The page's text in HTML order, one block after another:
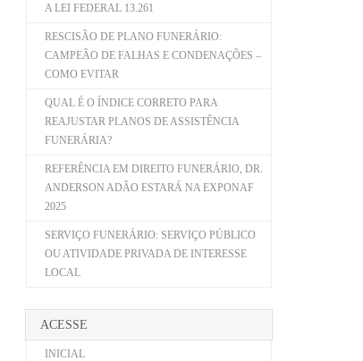
A LEI FEDERAL 13.261
RESCISÃO DE PLANO FUNERÁRIO:
CAMPEÃO DE FALHAS E CONDENAÇÕES –
COMO EVITAR
QUAL É O ÍNDICE CORRETO PARA
REAJUSTAR PLANOS DE ASSISTÊNCIA
FUNERÁRIA?
REFERÊNCIA EM DIREITO FUNERÁRIO, DR.
ANDERSON ADÃO ESTARÁ NA EXPONAF
2025
SERVIÇO FUNERÁRIO: SERVIÇO PÚBLICO
OU ATIVIDADE PRIVADA DE INTERESSE
LOCAL
ACESSE
INICIAL